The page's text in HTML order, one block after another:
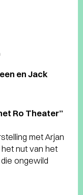
en Jack
Ro Theater”
met Arjan
nut van het
ongewild